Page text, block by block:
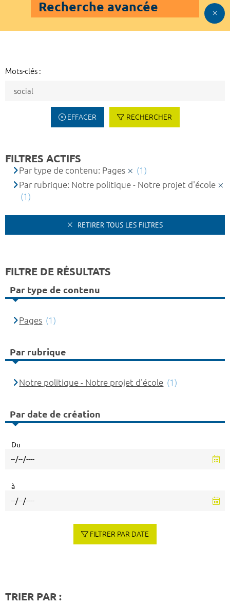
Recherche avancée
Mots-clés :
EFFACER RECHERCHER
FILTRES ACTIFS
Par type de contenu: Pages
(1)
Par rubrique: Notre politique - Notre projet d'école
(1)
RETIRER TOUS LES FILTRES
FILTRE DE RÉSULTATS
Par type de contenu
Pages (1)
Par rubrique
Notre politique - Notre projet d'école (1)
Par date de création
Du
à
FILTRER PAR DATE
TRIER PAR :